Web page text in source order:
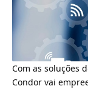
Com as soluções
Condor vai